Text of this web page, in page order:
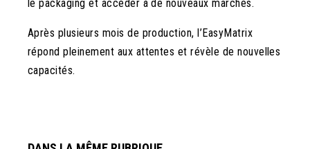
le packaging et accéder à de nouveaux marchés.
Après plusieurs mois de production, l’EasyMatrix
répond pleinement aux attentes et révèle de nouvelles
capacités.